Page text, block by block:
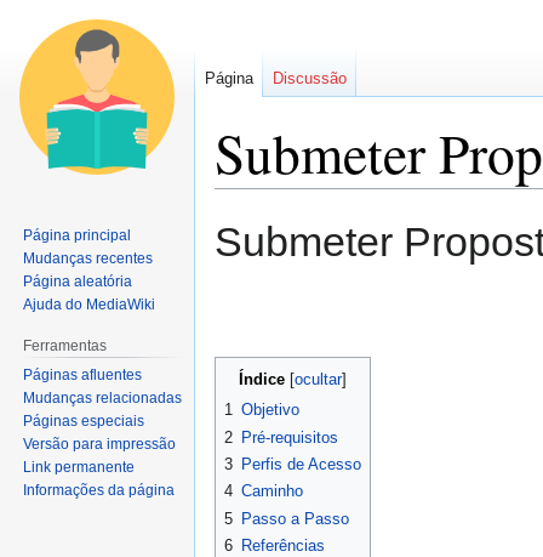
Submeter
para
para
Submeter
Índice
1 Objetivo
2 Pré-requisitos
3 Perfis de Acesso
4 Caminho
5 Passo a Passo
6 Referências
Página Discussão
Página principal
Mudanças recentes
Página aleatória
Ajuda do MediaWiki
Ferramentas
Páginas afluentes
Mudanças relacionadas
Páginas especiais
Versão para impressão
Link permanente
Informações da página